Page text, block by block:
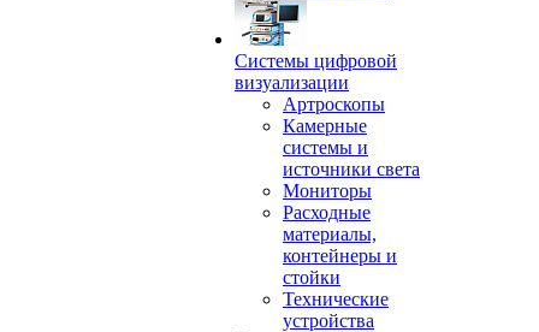
Системы цифровой
визуализации
Артроскопы
Камерные
системы и
источники света
Мониторы
Расходные
материалы,
контейнеры и
стойки
Технические
устройства